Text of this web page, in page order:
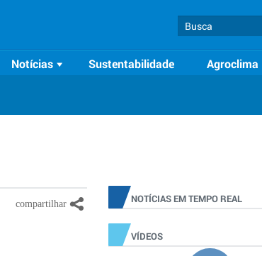
Notícias Sustentabilidade Agroclima
NOTÍCIAS EM TEMPO REAL
VÍDEOS